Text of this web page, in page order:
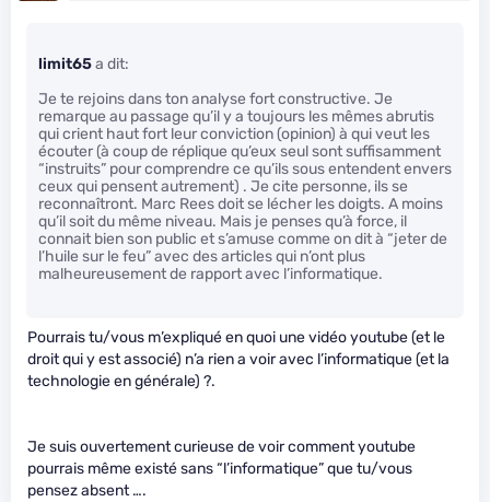
limit65a dit:
Je te rejoins dans ton analyse fort constructive. Je
remarque au passage qu’il y a toujours les mêmes abrutis
qui crient haut fort leur conviction (opinion) à qui veut les
écouter (à coup de réplique qu’eux seul sont suffisamment
“instruits” pour comprendre ce qu’ils sous entendent envers
ceux qui pensent autrement) . Je cite personne, ils se
reconnaîtront. Marc Rees doit se lécher les doigts. A moins
qu’il soit du même niveau. Mais je penses qu’à force, il
connait bien son public et s’amuse comme on dit à “jeter de
l’huile sur le feu” avec des articles qui n’ont plus
malheureusement de rapport avec l’informatique.
Pourrais tu/vous m’expliqué en quoi une vidéo youtube (et le
droit qui y est associé) n’a rien a voir avec l’informatique (et la
technologie en générale) ?.
Je suis ouvertement curieuse de voir comment youtube
pourrais même existé sans “l’informatique” que tu/vous
pensez absent ….